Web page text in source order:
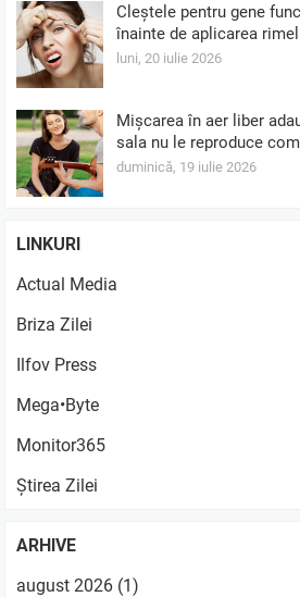
Cleștele pentru gene
înainte de aplicarea
luni, 20 iulie 2026
Mișcarea în aer liber
sala nu le reproduce
duminică, 19 iulie 2026
LINKURI
Actual Media
Briza Zilei
Ilfov Press
Mega•Byte
Monitor365
Știrea Zilei
ARHIVE
august 2026 (1)